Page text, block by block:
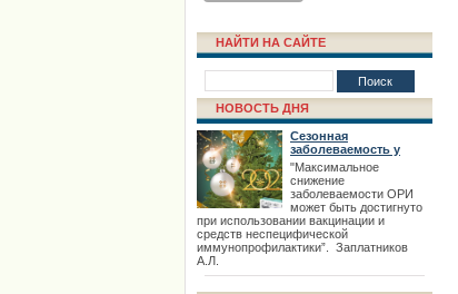
НАЙТИ НА САЙТЕ
НОВОСТЬ ДНЯ
Сезонная
заболеваемость у
взрослых
"Максимальное
снижение
заболеваемости ОРИ
может быть достигнуто
при использовании вакцинации и
средств неспецифической
иммунопрофилактики”. Заплатников
А.Л.